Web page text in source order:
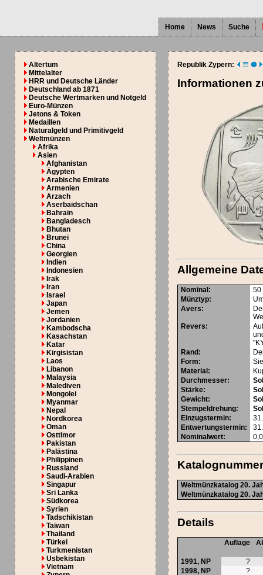
Home News Suche
Altertum
Mittelalter
HRR und Deutsche Länder
Deutschland ab 1871
Deutsche Wertmarken und Notgeld
Euro-Münzen
Jetons & Token
Medaillen
Naturalgeld und Primitivgeld
Weltmünzen
Afrika
Asien
Afghanistan
Ägypten
Arabische Emirate
Armenien
Arzach
Aserbaidschan
Bahrain
Bangladesch
Bhutan
Brunei
China
Georgien
Indien
Indonesien
Irak
Iran
Israel
Japan
Jemen
Jordanien
Kambodscha
Kasachstan
Katar
Kirgisistan
Laos
Libanon
Malaysia
Malediven
Mongolei
Myanmar
Nepal
Nordkorea
Oman
Osttimor
Pakistan
Palästina
Philippinen
Russland
Saudi-Arabien
Singapur
Sri Lanka
Südkorea
Syrien
Tadschikistan
Taiwan
Thailand
Türkei
Turkmenistan
Usbekistan
Vietnam
Republik Zypern:
Informationen
Allgemeine
Nominal :
50
Münztyp:
Avers:
Revers:
Rand :
Form:
Material :
Durchmesser:
Stärke:
Gewicht:
Stempeldrehung:
Einzugstermin:
Entwertungstermin:
Nominalwert:
Weltmünzkatalog 20.
Weltmünzkatalog 20.
Details
Auflage
1991, NP
?
1998, NP
?